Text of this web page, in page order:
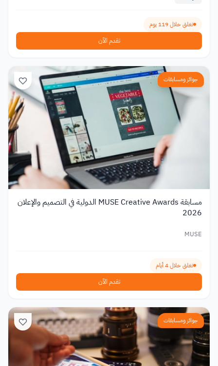
تغلق خلال 119 يوم
تقدم الآن
جوائز ومسابقات
مسابقة MUSE Creative Awards الدولية في التصميم والإعلان
2026
MUSE
تغلق خلال 4 أيام
تقدم الآن
جوائز ومسابقات